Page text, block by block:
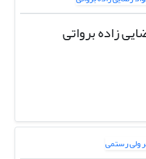
زاده برواتی